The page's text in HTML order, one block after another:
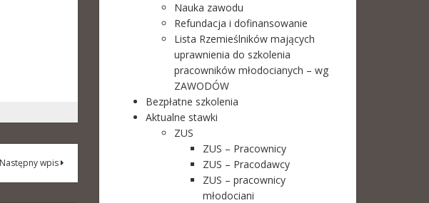
Następny wpis
Nauka zawodu
Refundacja i dofinansowanie
Lista Rzemieślników mających
uprawnienia do szkolenia
pracowników młodocianych – wg
ZAWODÓW
Bezpłatne szkolenia
Aktualne stawki
ZUS
ZUS – Pracownicy
ZUS – Pracodawcy
ZUS – pracownicy
młodociani